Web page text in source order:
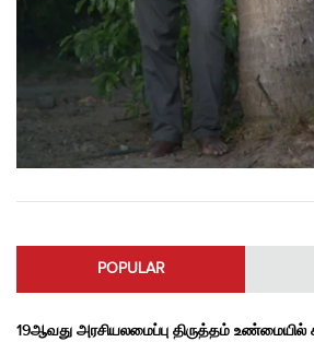
POPULAR
19ஆவது அரசியலமைப்பு திருத்தம் உண்மையில்